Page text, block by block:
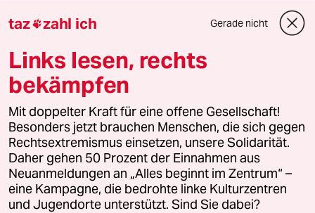
Im Ernstfall sicher justament
Kommt es aber "zur Sache".
Und hat man "Riesen-Silhouette",
Ist man dem Gegner groß als Ziel,
Liegt schnell man auf dem "Totenbette",
taz zahl ich Gerade nicht
Links lesen, rechts
bekämpfen
Mit doppelter Kraft für eine offene Gesellschaft!
Besonders jetzt brauchen Menschen, die sich gegen
Rechtsextremismus einsetzen, unsere Solidarität.
Daher gehen 50 Prozent der Einnahmen aus
Neuanmeldungen an „Alles beginnt im Zentrum“ –
eine Kampagne, die bedrohte linke Kulturzentren
und Jugendorte unterstützt. Sind Sie dabei?